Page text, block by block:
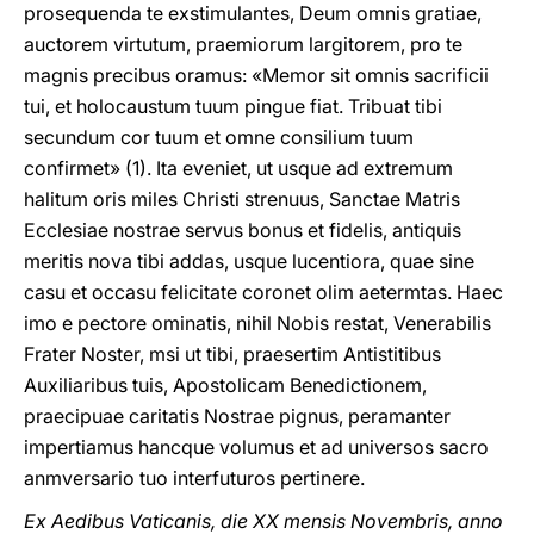
prosequenda te exstimulantes, Deum omnis gratiae,
auctorem virtutum, praemiorum largitorem, pro te
magnis precibus oramus: «Memor sit omnis sacrificii
tui, et holocaustum tuum pingue fiat. Tribuat tibi
secundum cor tuum et omne consilium tuum
confirmet» (1). Ita eveniet, ut usque ad extremum
halitum oris miles Christi strenuus, Sanctae Matris
Ecclesiae nostrae servus bonus et fidelis, antiquis
meritis nova tibi addas, usque lucentiora, quae sine
casu et occasu felicitate coronet olim aetermtas. Haec
imo e pectore ominatis, nihil Nobis restat, Venerabilis
Frater Noster, msi ut tibi, praesertim Antistitibus
Auxiliaribus tuis, Apostolicam Benedictionem,
praecipuae caritatis Nostrae pignus, peramanter
impertiamus hancque volumus et ad universos sacro
anmversario tuo interfuturos pertinere.
Ex Aedibus Vaticanis, die XX mensis Novembris, anno